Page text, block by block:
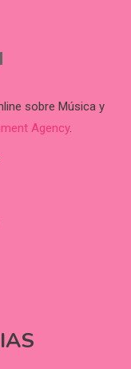
sobre Música y
Agency.